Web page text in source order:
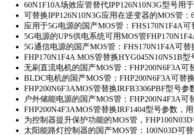
60N1F10A场效应管替代IPP126N10N3G型号用
可替换IPP126N10N3G应用在逆变器的MOS管：
应用于5G电源的国产MOS管：FHS170N1F4A可
5G电源的UPS供电系统可用MOS管
5G通信电源的国产MOS管：FHS170N1F4A可替
FHP170N1F4A MOS管替换HYG045N10NS1B型
无刷直流电机的国产MOS管：FHP200N6F3A可
BLDC电机的国产MOS管：FHP200N6F3A可替
FHP200N6F3AMOS管替换IRFB3306PBF型号
户外储能电源的国产MOS管：FHP200N4F3A可
FHP200N4F3AMOS管替换IRF1404型号参数，
为控制器提升保护功能的MOS管，
太阳能路灯控制器的国产MOS管：100N03D可